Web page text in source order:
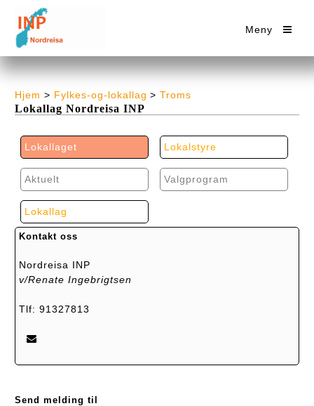
Meny
Hjem > Fylkes-og-lokallag >Troms
Lokallag Nordreisa INP
Lokallaget Lokalstyre
Aktuelt Valgprogram
Lokallag
Kontakt oss
Nordreisa INP
v/Renate Ingebrigtsen
Tlf: 91327813
Send melding til